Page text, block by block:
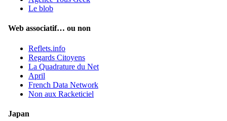
Le blob
Web associatif… ou non
Reflets.info
Regards Citoyens
La Quadrature du Net
April
French Data Network
Non aux Racketiciel
Japan